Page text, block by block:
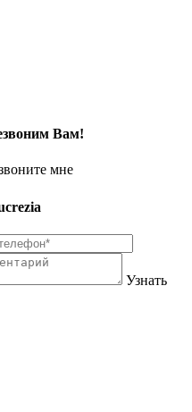
Вам!
мне
Узнать